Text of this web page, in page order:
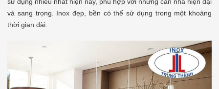
và sang trọng. Inox đẹp, bền có thể sử dụng trong một khoảng
thời gian dài.